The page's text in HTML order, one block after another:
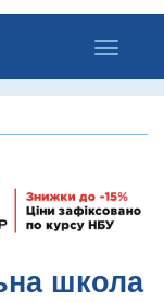
Toggle
navigation
школа